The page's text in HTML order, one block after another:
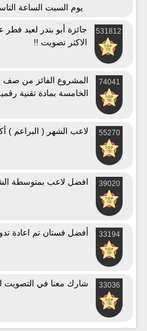
يوم السبت الساعة
531812
الاكثر تصويت !!
74041
المشروع الفائز من صف
الخامسة بمادة تقنية رقمية
55270 لاعب الشهر ( البراعم )
39020 افضل لاعب بمتوسطة
33194 أفضل فستان تم اعادة
33036 شارك معنا في التصويت